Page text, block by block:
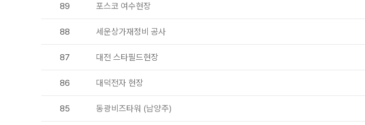
89 포스코 여수현장
88 세운상가재정비 공사
87 대전 스타필드현장
86 대덕전자 현장
85 동광비즈타워 (남양주)